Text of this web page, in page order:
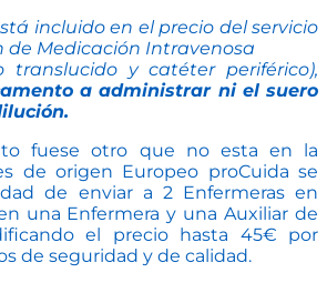
incluido en el precio del servicio
de Medicación Intravenosa
translucido y catéter periférico),
a administrar ni el suero
fuese otro que no esta en la
de origen Europeo proCuida se
de enviar a 2 Enfermeras en
una Enfermera y una Auxiliar de
el precio hasta 45€ por
de seguridad y de calidad.